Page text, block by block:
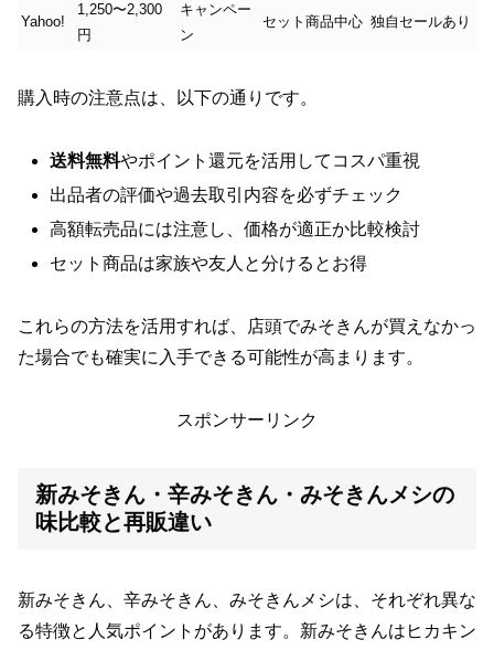
Yahoo!
1,250〜2,300
円
キャンペー
ン
セット商品中心 独自セールあり
購入時の注意点は、以下の通りです。
送料無料やポイント還元を活用してコスパ重視
出品者の評価や過去取引内容を必ずチェック
高額転売品には注意し、価格が適正か比較検討
セット商品は家族や友人と分けるとお得
これらの方法を活用すれば、店頭でみそきんが買えなかっ
た場合でも確実に入手できる可能性が高まります。
スポンサーリンク
新みそきん・辛みそきん・みそきんメシの
味比較と再販違い
新みそきん、辛みそきん、みそきんメシは、それぞれ異な
る特徴と人気ポイントがあります。新みそきんはヒカキン